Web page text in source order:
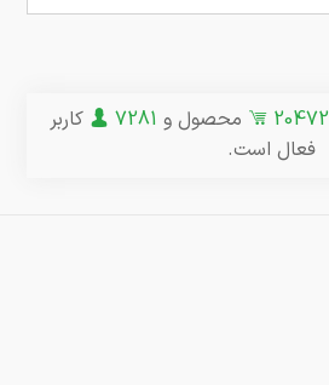
20472 محصول و 7281
کاربر
فعال است.